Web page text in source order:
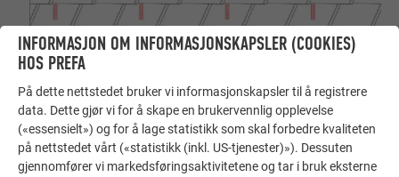
INFORMASJON OM INFORMASJONSKAPSLER (COOKIES)
HOS PREFA
På dette nettstedet bruker vi informasjonskapsler til å registrere
data. Dette gjør vi for å skape en brukervennlig opplevelse
(«essensielt») og for å lage statistikk som skal forbedre kvaliteten
på nettstedet vårt («statistikk (inkl. US-tjenester)»). Dessuten
gjennomfører vi markedsføringsaktivitetene og tar i bruk eksterne